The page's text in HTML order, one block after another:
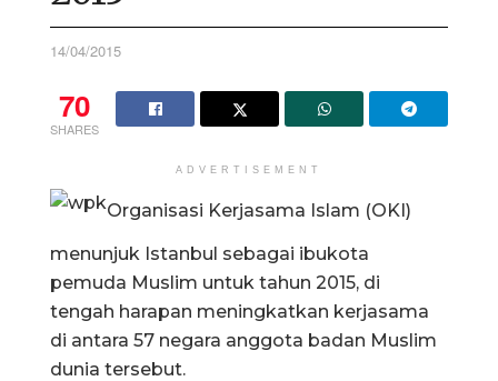
14/04/2015
70
SHARES
ADVERTISEMENT
Organisasi Kerjasama Islam (OKI)
menunjuk Istanbul sebagai ibukota
pemuda Muslim untuk tahun 2015, di
tengah harapan meningkatkan kerjasama
di antara 57 negara anggota badan Muslim
dunia tersebut.